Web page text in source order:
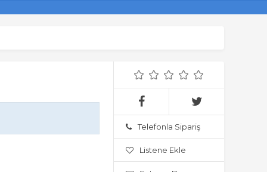
Telefonla Sipariş
Listene Ekle